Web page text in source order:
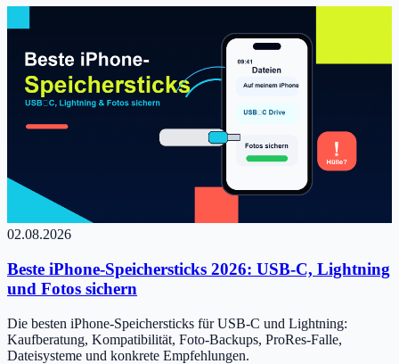
02.08.2026
Beste iPhone-Speichersticks 2026: USB-C, Lightning
und Fotos sichern
Die besten iPhone-Speichersticks für USB-C und Lightning:
Kaufberatung, Kompatibilität, Foto-Backups, ProRes-Falle,
Dateisysteme und konkrete Empfehlungen.